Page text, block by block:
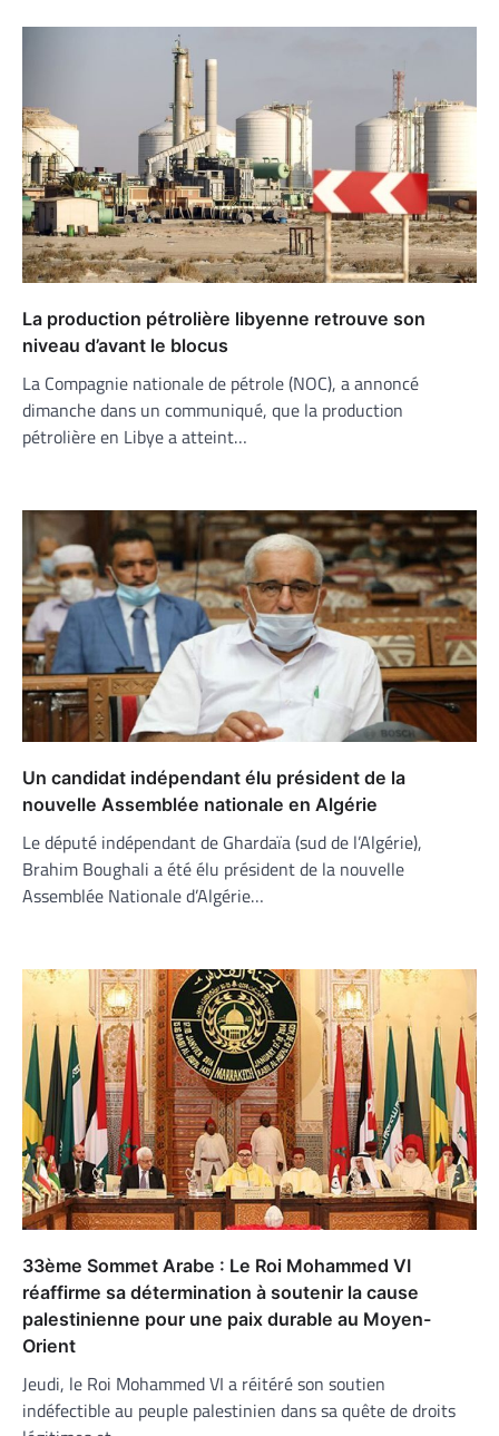
La production pétrolière libyenne retrouve son
niveau d’avant le blocus
La Compagnie nationale de pétrole (NOC), a annoncé
dimanche dans un communiqué, que la production
pétrolière en Libye a atteint…
Un candidat indépendant élu président de la
nouvelle Assemblée nationale en Algérie
Le député indépendant de Ghardaïa (sud de l’Algérie),
Brahim Boughali a été élu président de la nouvelle
Assemblée Nationale d’Algérie…
33ème Sommet Arabe : Le Roi Mohammed VI
réaffirme sa détermination à soutenir la cause
palestinienne pour une paix durable au Moyen-
Orient
Jeudi, le Roi Mohammed VI a réitéré son soutien
indéfectible au peuple palestinien dans sa quête de droits